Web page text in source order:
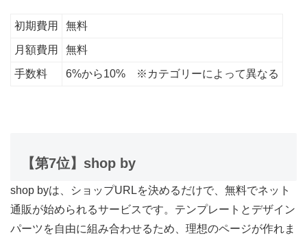
初期費用 無料
月額費用 無料
手数料 6%から10% ※カテゴリーによって異なる
【第7位】shop by
shop byは、ショップURLを決めるだけで、無料でネット
通販が始められるサービスです。テンプレートとデザイン
パーツを自由に組み合わせるため、理想のページが作れま